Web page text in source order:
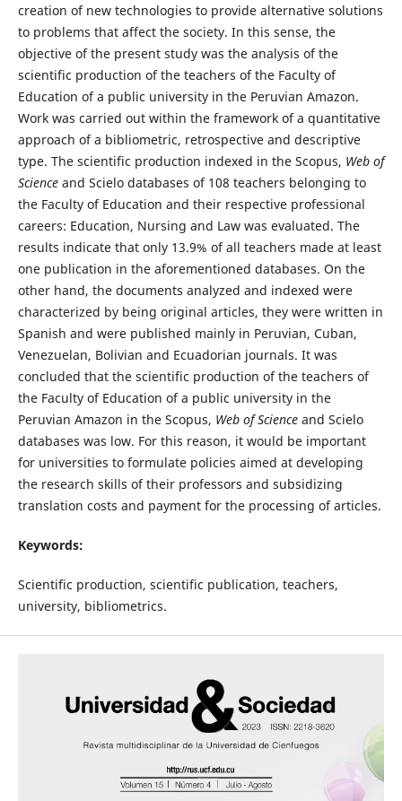
creation of new technologies to provide alternative solutions
to problems that affect the society. In this sense, the
objective of the present study was the analysis of the
scientific production of the teachers of the Faculty of
Education of a public university in the Peruvian Amazon.
Work was carried out within the framework of a quantitative
approach of a bibliometric, retrospective and descriptive
type. The scientific production indexed in the Scopus, Web of
Science and Scielo databases of 108 teachers belonging to
the Faculty of Education and their respective professional
careers: Education, Nursing and Law was evaluated. The
results indicate that only 13.9% of all teachers made at least
one publication in the aforementioned databases. On the
other hand, the documents analyzed and indexed were
characterized by being original articles, they were written in
Spanish and were published mainly in Peruvian, Cuban,
Venezuelan, Bolivian and Ecuadorian journals. It was
concluded that the scientific production of the teachers of
the Faculty of Education of a public university in the
Peruvian Amazon in the Scopus, Web of Science and Scielo
databases was low. For this reason, it would be important
for universities to formulate policies aimed at developing
the research skills of their professors and subsidizing
translation costs and payment for the processing of articles.
Keywords:
Scientific production, scientific publication, teachers,
university, bibliometrics.